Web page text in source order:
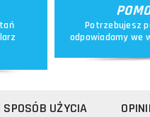
Potrzebujesz
odpowiadamy we
UŻYCIA